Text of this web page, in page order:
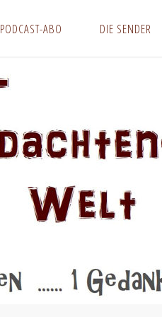
PODCAST-ABO DIE SENDER